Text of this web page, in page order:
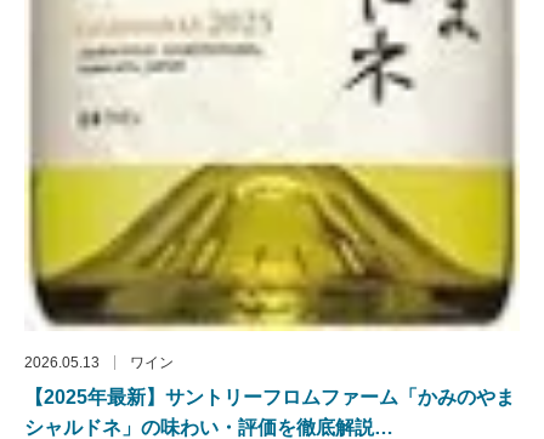
2026.05.13 ワイン
【2025年最新】サントリーフロムファーム「かみのやま
シャルドネ」の味わい・評価を徹底解説…